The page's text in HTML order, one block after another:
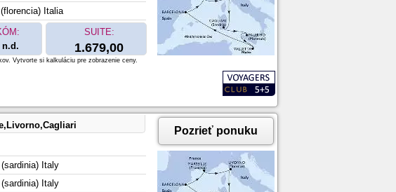
Italia
n.d.
SUITE:
1.679,00
Vytvorte si kalkuláciu pre zobrazenie ceny.
Italy
Italy
Pozrieť ponuku